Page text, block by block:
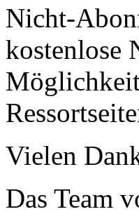
Nicht-
kostenlose
Vielen
Das Team